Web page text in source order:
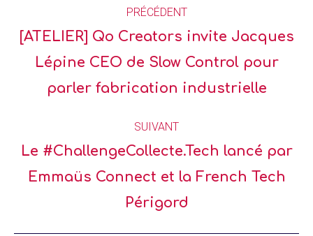
PRÉCÉDENT
[ATELIER] Qo Creators invite Jacques
Lépine CEO de Slow Control pour
parler fabrication industrielle
SUIVANT
Le #ChallengeCollecte.Tech lancé par
Emmaüs Connect et la French Tech
Périgord